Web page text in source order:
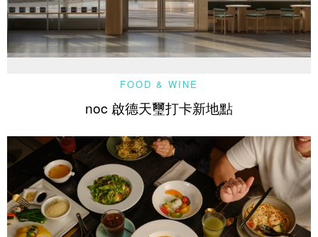
FOOD & WINE
noc 啟德天璽打卡新地點